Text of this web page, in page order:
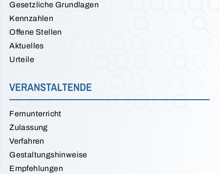
Gesetzliche Grundlagen
Kennzahlen
Offene Stellen
Aktuelles
Urteile
VERANSTALTENDE
Fernunterricht
Zulassung
Verfahren
Gestaltungshinweise
Empfehlungen